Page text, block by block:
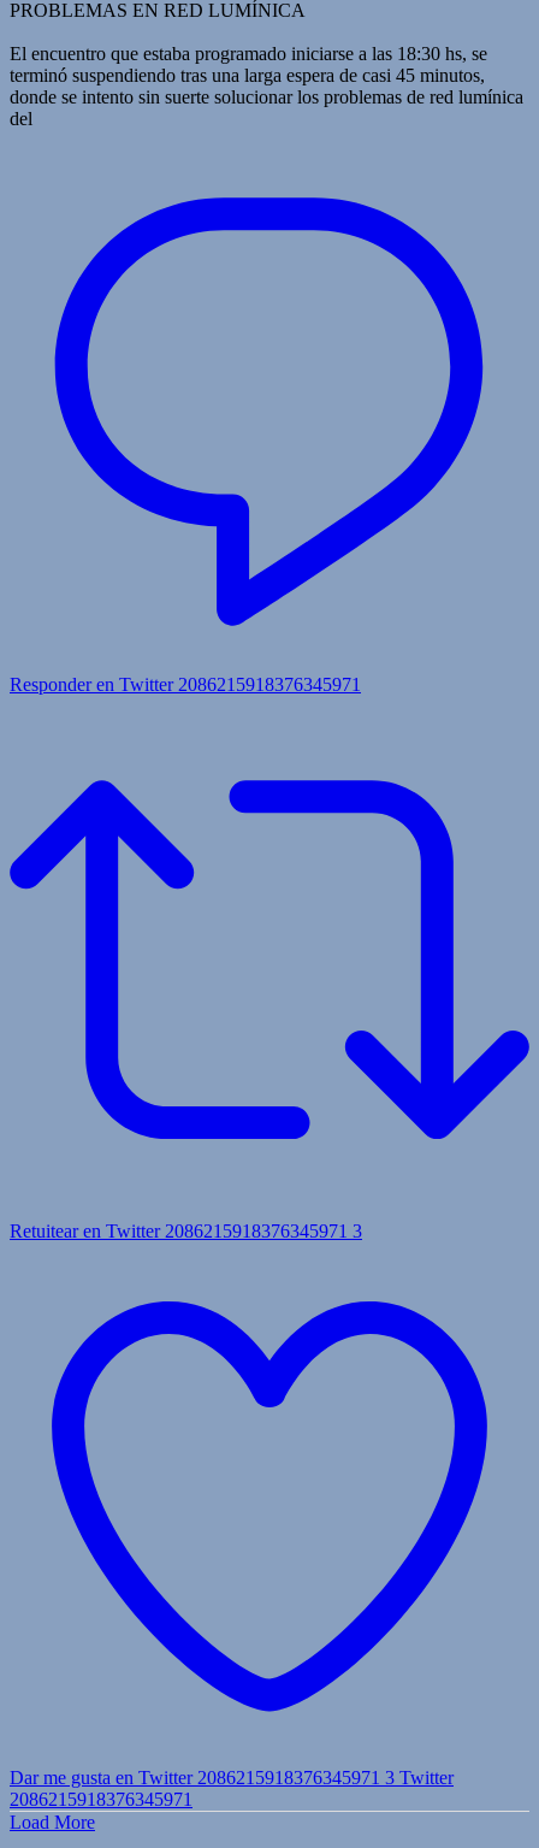
PROBLEMAS EN RED LUMÍNICA
El encuentro que estaba programado iniciarse a las 18:30 hs, se
terminó suspendiendo tras una larga espera de casi 45 minutos,
donde se intento sin suerte solucionar los problemas de red lumínica
del
Responder en Twitter 2086215918376345971
Retuitear en Twitter 2086215918376345971 3
Dar me gusta en Twitter 2086215918376345971 3 Twitter
2086215918376345971
Load More